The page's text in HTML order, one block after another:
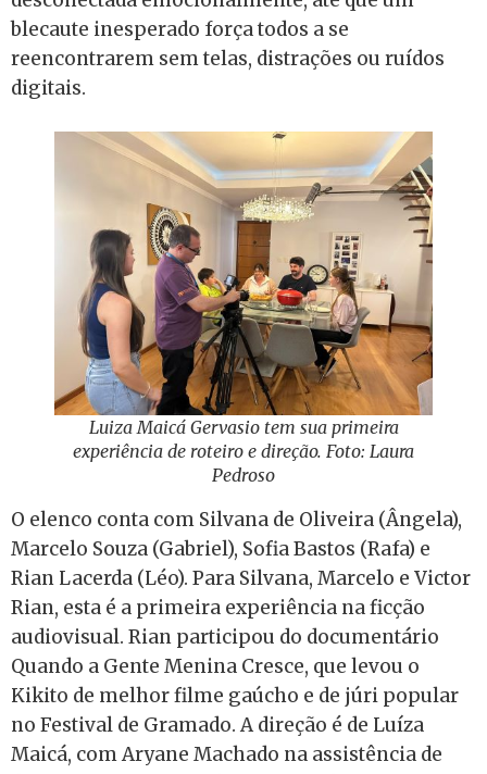
blecaute inesperado força todos a se
reencontrarem sem telas, distrações ou ruídos
digitais.
Luiza Maicá Gervasio tem sua primeira
experiência de roteiro e direção. Foto: Laura
Pedroso
O elenco conta com Silvana de Oliveira (Ângela),
Marcelo Souza (Gabriel), Sofia Bastos (Rafa) e
Rian Lacerda (Léo). Para Silvana, Marcelo e Victor
Rian, esta é a primeira experiência na ficção
audiovisual. Rian participou do documentário
Quando a Gente Menina Cresce, que levou o
Kikito de melhor filme gaúcho e de júri popular
no Festival de Gramado. A direção é de Luíza
Maicá, com Aryane Machado na assistência de